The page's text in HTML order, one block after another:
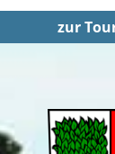
zur